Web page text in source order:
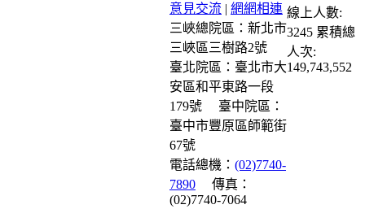
意見交流 | 網網相連
三峽總院區：新北市
三峽區三樹路2號
臺北院區：臺北市大
安區和平東路一段
179號
臺中院區：
臺中市豐原區師範街
67號
電話總機： (02)7740-
7890
傳真：
(02)7740-7064
線上人數:
3245 累積總
人次:
149,743,552